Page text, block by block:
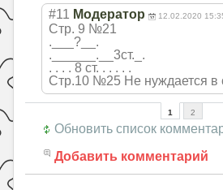
#11 Модератор 12.02.2020
Стр. 9 №21
.___?__.
.______.__3ст._.
. . . . 8 ст. . . . . .
Стр.10 №25 Не нуждается в
1 2
Обновить список
Добавить комментарий